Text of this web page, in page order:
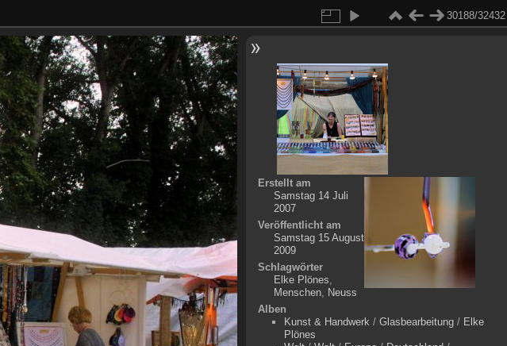
30188/32432
Erstellt am
Samstag 14 Juli
2007
Veröffentlicht am
Samstag 15 August
2009
Schlagwörter
Elke Plönes,
Menschen, Neuss
Alben
Kunst & Handwerk/ Glasbearbeitung/ Elke
Plönes